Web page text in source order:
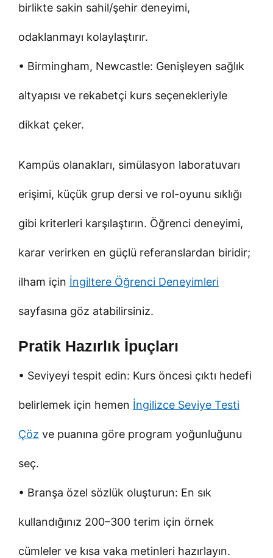
birlikte sakin sahil/şehir deneyimi,
odaklanmayı kolaylaştırır.
• Birmingham, Newcastle: Genişleyen sağlık
altyapısı ve rekabetçi kurs seçenekleriyle
dikkat çeker.
Kampüs olanakları, simülasyon laboratuvarı
erişimi, küçük grup dersi ve rol-oyunu sıklığı
gibi kriterleri karşılaştırın. Öğrenci deneyimi,
karar verirken en güçlü referanslardan biridir;
ilham için İngiltere Öğrenci Deneyimleri
sayfasına göz atabilirsiniz.
Pratik Hazırlık İpuçları
• Seviyeyi tespit edin: Kurs öncesi çıktı hedefi
belirlemek için hemen İngilizce Seviye Testi
Çöz ve puanına göre program yoğunluğunu
seç.
• Branşa özel sözlük oluşturun: En sık
kullandığınız 200–300 terim için örnek
cümleler ve kısa vaka metinleri hazırlayın.